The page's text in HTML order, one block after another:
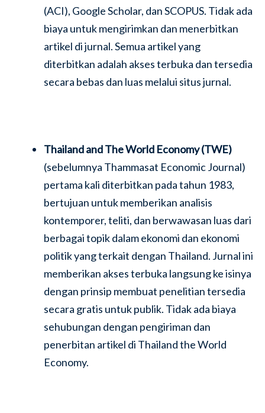
(ACI), Google Scholar, dan SCOPUS. Tidak ada
biaya untuk mengirimkan dan menerbitkan
artikel di jurnal. Semua artikel yang
diterbitkan adalah akses terbuka dan tersedia
secara bebas dan luas melalui situs jurnal.
Thailand and The World Economy (TWE)
(sebelumnya Thammasat Economic Journal)
pertama kali diterbitkan pada tahun 1983,
bertujuan untuk memberikan analisis
kontemporer, teliti, dan berwawasan luas dari
berbagai topik dalam ekonomi dan ekonomi
politik yang terkait dengan Thailand. Jurnal ini
memberikan akses terbuka langsung ke isinya
dengan prinsip membuat penelitian tersedia
secara gratis untuk publik. Tidak ada biaya
sehubungan dengan pengiriman dan
penerbitan artikel di Thailand the World
Economy.